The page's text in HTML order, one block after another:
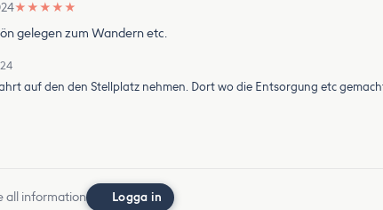
★ ★ ★ ★ ★
gelegen zum Wandern etc.
auf den den Stellplatz nehmen. Dort wo die Entsorgung etc
all information Logga in